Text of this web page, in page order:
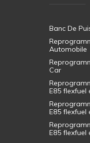
Banc De
Automobile
Car
E85 flexfuel
E85 flexfuel
E85 flexfuel